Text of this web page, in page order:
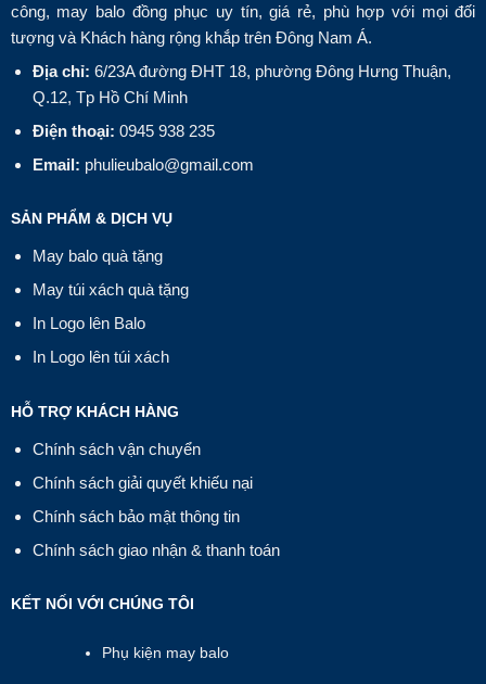
công, may balo đồng phục uy tín, giá rẻ, phù hợp với mọi đối
tượng và Khách hàng rộng khắp trên Đông Nam Á.
Địa chỉ: 6/23A đường ĐHT 18, phường Đông Hưng Thuận,
Q.12, Tp Hồ Chí Minh
Điện thoại: 0945 938 235
Email: phulieubalo@gmail.com
SẢN PHẨM & DỊCH VỤ
May balo quà tặng
May túi xách quà tặng
In Logo lên Balo
In Logo lên túi xách
HỖ TRỢ KHÁCH HÀNG
Chính sách vận chuyển
Chính sách giải quyết khiếu nại
Chính sách bảo mật thông tin
Chính sách giao nhận & thanh toán
KẾT NỐI VỚI CHÚNG TÔI
Phụ kiện may balo